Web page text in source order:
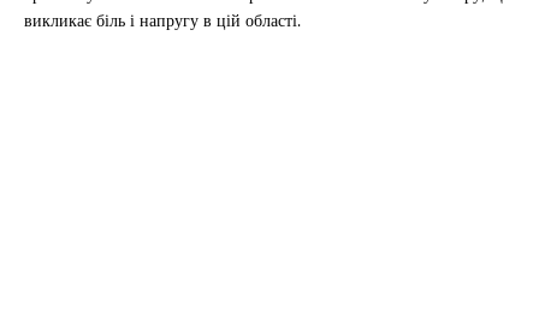
викликає біль і напругу в цій області.